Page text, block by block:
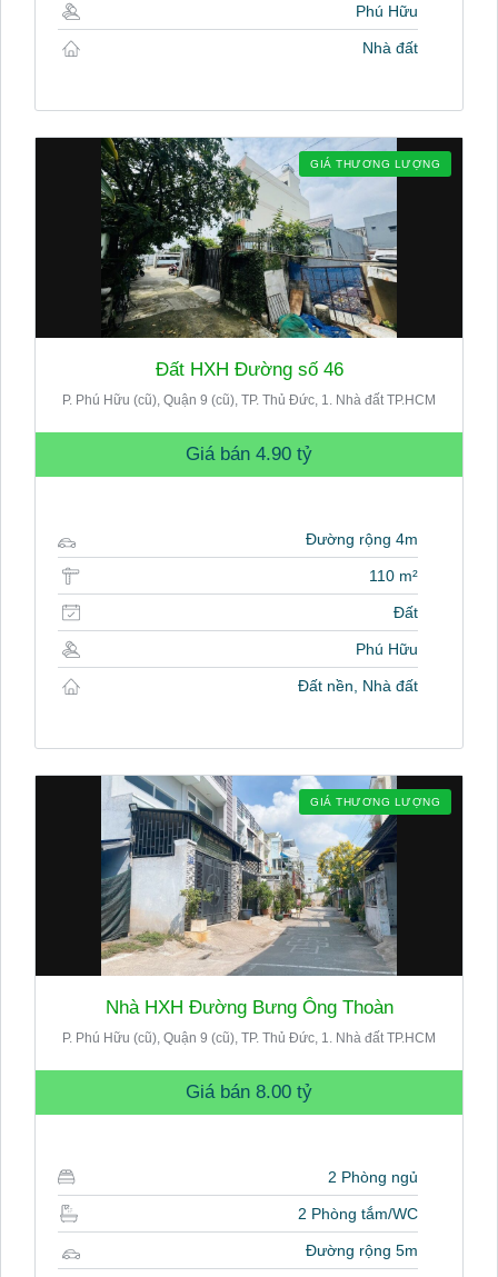
Phú Hữu
Nhà đất
GIÁ THƯƠNG LƯỢNG
Đất HXH Đường số 46
P. Phú Hữu (cũ), Quận 9 (cũ), TP. Thủ Đức, 1. Nhà đất TP.HCM
Giá bán 4.90 tỷ
Đường rộng 4m
110 m²
Đất
Phú Hữu
Đất nền, Nhà đất
GIÁ THƯƠNG LƯỢNG
Nhà HXH Đường Bưng Ông Thoàn
P. Phú Hữu (cũ), Quận 9 (cũ), TP. Thủ Đức, 1. Nhà đất TP.HCM
Giá bán 8.00 tỷ
2 Phòng ngủ
2 Phòng tắm/WC
Đường rộng 5m